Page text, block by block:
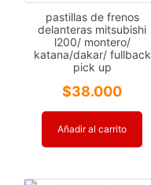
pastillas de frenos
delanteras mitsubishi
l200/ montero/
katana/dakar/ fullback
pick up
$38.000
Añadir al carrito